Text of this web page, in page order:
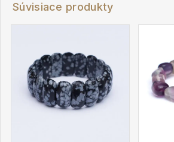
Súvisiace produkty